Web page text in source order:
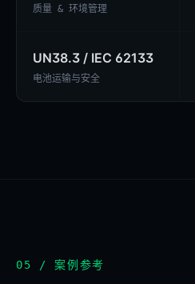
质量 & 环境管理
UN38.3 / IEC 62133
电池运输与安全
05 / 案例参考